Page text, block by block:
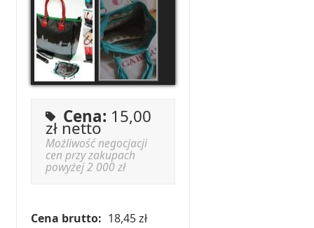
Cena: 15,00
zł netto
Możliwość negocjacji
cen przy zakupach
powyżej 2 000 zł
Cena brutto: 18,45 zł